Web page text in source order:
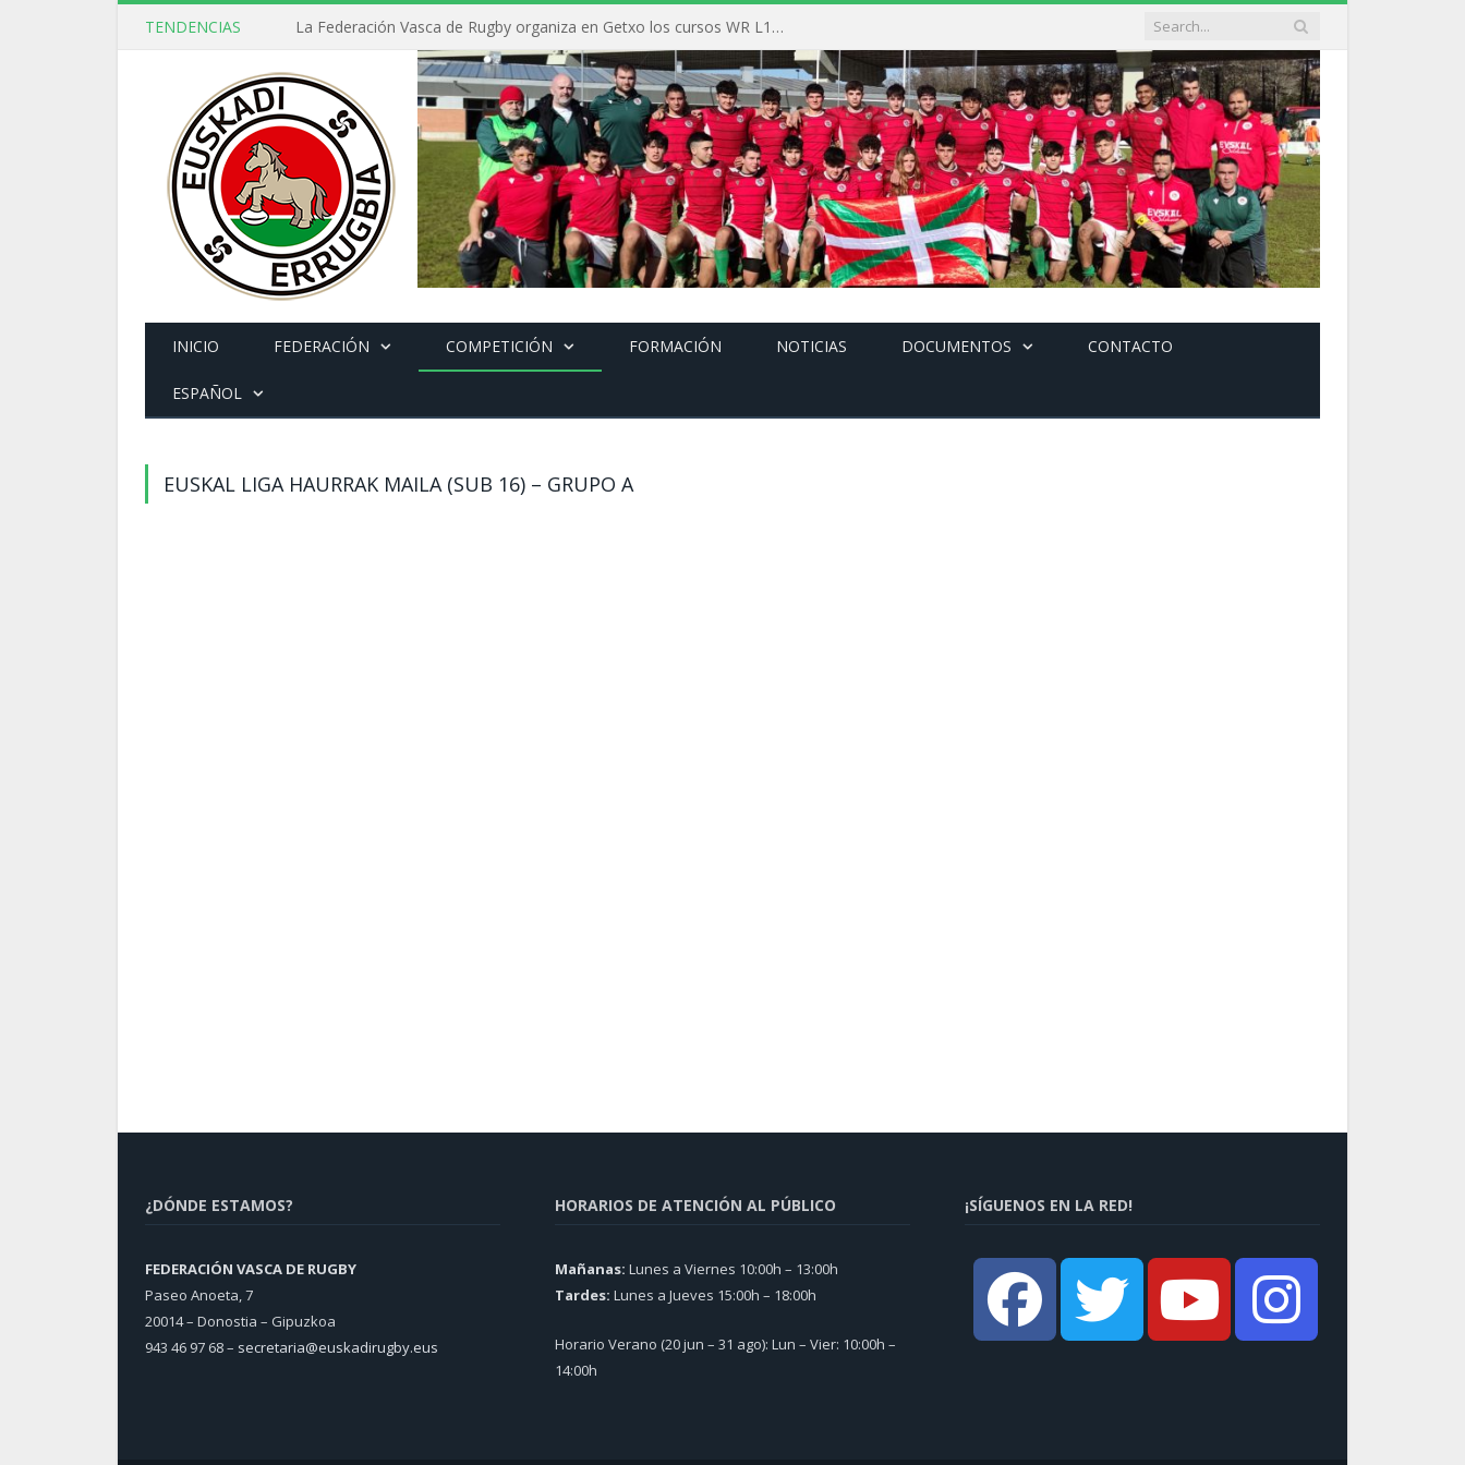
TENDENCIAS La Federación Vasca de Rugby organiza en Getxo los cursos WR L1, WR L2 y N1 durante el mes de septiembre
INICIO FEDERACIÓN COMPETICIÓN FORMACIÓN NOTICIAS DOCUMENTOS CONTACTO
ESPAÑOL
EUSKAL LIGA HAURRAK MAILA (SUB 16) – GRUPO A
¿DÓNDE ESTAMOS?
FEDERACIÓN VASCA DE RUGBY
Paseo Anoeta, 7
20014 – Donostia – Gipuzkoa
943 46 97 68 – secretaria@euskadirugby.eus
HORARIOS DE ATENCIÓN AL PÚBLICO
Mañanas: Lunes a Viernes 10:00h – 13:00h
Tardes: Lunes a Jueves 15:00h – 18:00h
Horario Verano (20 jun – 31 ago): Lun – Vier: 10:00h –
14:00h
¡SÍGUENOS EN LA RED!